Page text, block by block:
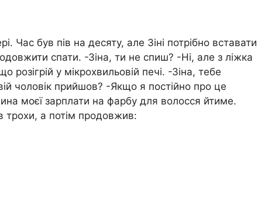
Час був пів на десяту, але Зіні потрібно вставати
спати. -Зіна, ти не спиш? -Ні, але з ліжка
у мікрохвильовій печі. -Зіна, тебе
чоловік прийшов? -Якщо я постійно про це
моєї зарплати на фарбу для волосся йтиме.
трохи, а потім продовжив: